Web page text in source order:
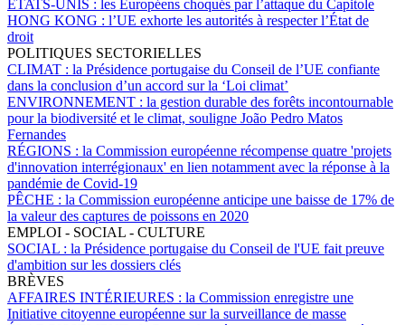
ÉTATS-UNIS : les Européens choqués par l’attaque du Capitole
HONG KONG : l’UE exhorte les autorités à respecter l’État de
droit
POLITIQUES SECTORIELLES
CLIMAT : la Présidence portugaise du Conseil de l’UE confiante
dans la conclusion d’un accord sur la ‘Loi climat’
ENVIRONNEMENT : la gestion durable des forêts incontournable
pour la biodiversité et le climat, souligne João Pedro Matos
Fernandes
RÉGIONS : la Commission européenne récompense quatre 'projets
d'innovation interrégionaux' en lien notamment avec la réponse à la
pandémie de Covid-19
PÊCHE : la Commission européenne anticipe une baisse de 17% de
la valeur des captures de poissons en 2020
EMPLOI - SOCIAL - CULTURE
SOCIAL : la Présidence portugaise du Conseil de l'UE fait preuve
d'ambition sur les dossiers clés
BRÈVES
AFFAIRES INTÉRIEURES : la Commission enregistre une
Initiative citoyenne européenne sur la surveillance de masse